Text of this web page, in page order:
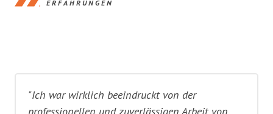
ERFAHRUNGEN
"Ich war wirklich beeindruckt von der
professionellen und zuverlässigen Arbeit von